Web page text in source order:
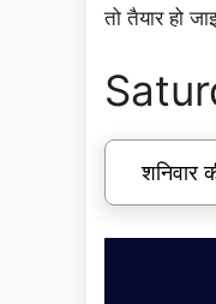
तो तैयार हो
शनिवार